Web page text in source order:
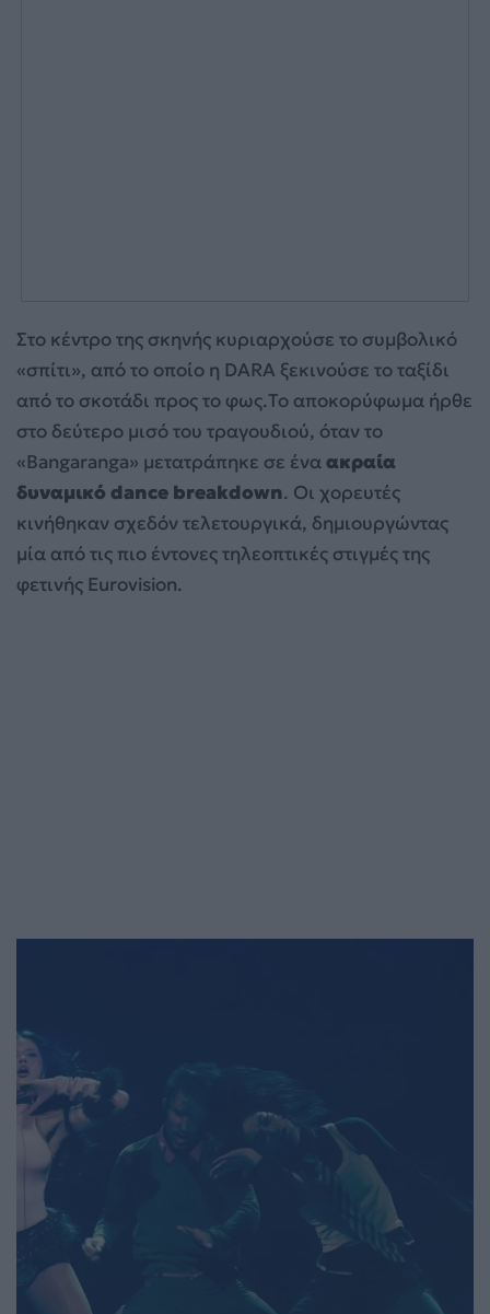
Στο κέντρο της σκηνής κυριαρχούσε το συμβολικό
«σπίτι», από το οποίο η DARA ξεκινούσε το ταξίδι
από το σκοτάδι προς το φως.Το αποκορύφωμα ήρθε
στο δεύτερο μισό του τραγουδιού, όταν το
«Bangaranga» μετατράπηκε σε έναακραία
δυναμικό dance breakdown. Οι χορευτές
κινήθηκαν σχεδόν τελετουργικά, δημιουργώντας
μία από τις πιο έντονες τηλεοπτικές στιγμές της
φετινής Eurovision.